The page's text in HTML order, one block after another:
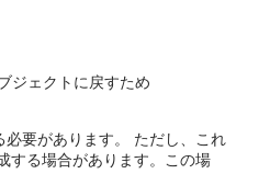
ジェクトに戻すため
要があります。
ただし、これ
する場合があります。この場